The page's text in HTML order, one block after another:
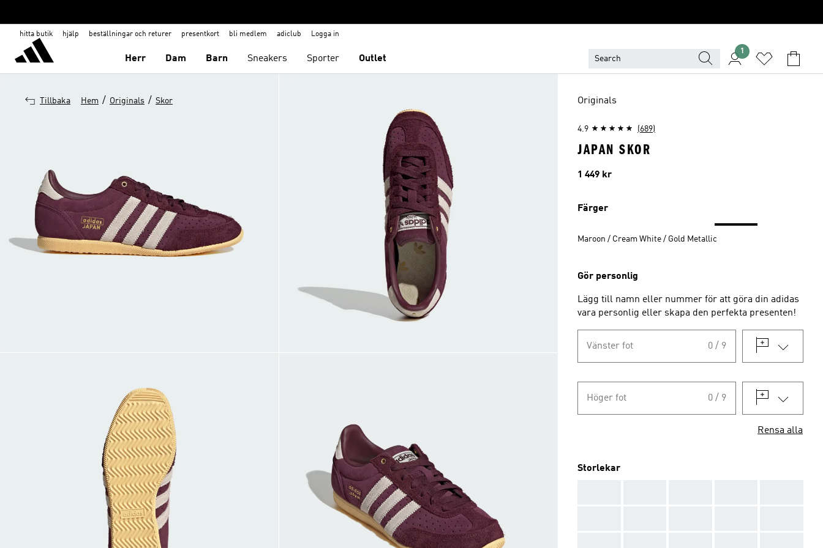
hitta butik hjälp beställningar och returer presentkort bli medlem adiclub Logga in
Herr Dam Barn Sneakers Sporter Outlet
1
Tillbaka Hem / Originals / Skor Originals
4.9 (689)
JAPAN SKOR
Pris
1 449 kr
Färger
Maroon / Cream White / Gold Metallic
Gör personlig
Lägg till namn eller nummer för att göra din adidas
vara personlig eller skapa den perfekta presenten!
Vänster fot 0 / 9
Höger fot 0 / 9
Rensa alla
Storlekar